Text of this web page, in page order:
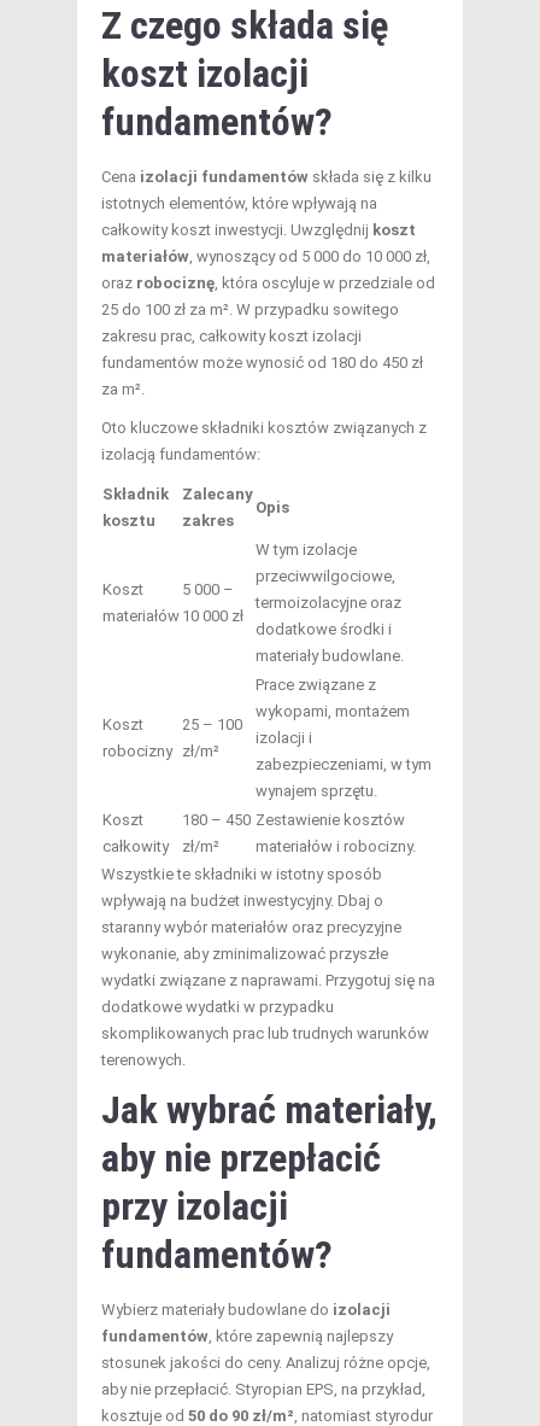
Z czego składa się
koszt izolacji
fundamentów?
Cena izolacji fundamentów składa się z kilku
istotnych elementów, które wpływają na
całkowity koszt inwestycji. Uwzględnij koszt
materiałów , wynoszący od 5 000 do 10 000 zł,
oraz robociznę , która oscyluje w przedziale od
25 do 100 zł za m². W przypadku sowitego
zakresu prac, całkowity koszt izolacji
fundamentów może wynosić od 180 do 450 zł
za m².
Oto kluczowe składniki kosztów związanych z
izolacją fundamentów:
Składnik
kosztu
Zalecany
zakres
Opis
Koszt
materiałów
5 000 –
10 000 zł
W tym izolacje
przeciwwilgociowe,
termoizolacyjne oraz
dodatkowe środki i
materiały budowlane.
Koszt
robocizny
25 – 100
zł/m²
Prace związane z
wykopami, montażem
izolacji i
zabezpieczeniami, w tym
wynajem sprzętu.
Koszt
całkowity
180 – 450
zł/m²
Zestawienie kosztów
materiałów i robocizny.
Wszystkie te składniki w istotny sposób
wpływają na budżet inwestycyjny. Dbaj o
staranny wybór materiałów oraz precyzyjne
wykonanie, aby zminimalizować przyszłe
wydatki związane z naprawami. Przygotuj się na
dodatkowe wydatki w przypadku
skomplikowanych prac lub trudnych warunków
terenowych.
Jak wybrać materiały,
aby nie przepłacić
przy izolacji
fundamentów?
Wybierz materiały budowlane do izolacji
fundamentów , które zapewnią najlepszy
stosunek jakości do ceny. Analizuj różne opcje,
aby nie przepłacić. Styropian EPS, na przykład,
kosztuje od 50 do 90 zł/m² , natomiast styrodur